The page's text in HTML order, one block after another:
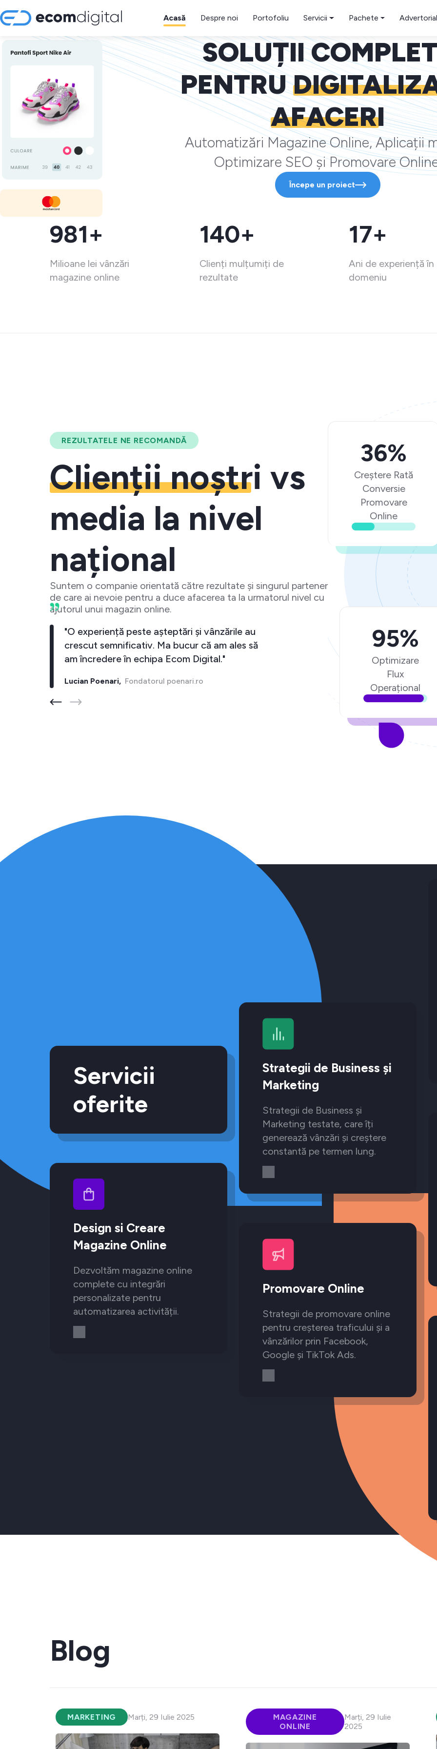
Acasă Despre noi Portofoliu Servicii Pachete
SOLUȚII
PENTRU
AFACERI
Automatizări Magazine Online, Aplicații
Optimizare SEO și Promovare
Începe un proiect
981+
Milioane lei vânzări
magazine online
140+
Clienți mulțumiți de
rezultate
17+
Ani de experiență în
domeniu
REZULTATELE NE RECOMANDĂ
Clienții noștri vs
media la nivel
național
Suntem o companie orientată către rezultate și singurul partener
de care ai nevoie pentru a duce afacerea ta la urmatorul nivel cu
ajutorul unui magazin online.
"O experiență peste așteptări și vânzările au
crescut semnificativ. Ma bucur că am ales să
am încredere în echipa Ecom Digital."
Lucian Poenari, Fondatorul poenari.ro
36%
Creștere Rată
Conversie
Promovare
Online
95%
Optimizare
Flux
Operațional
Servicii
oferite
Design si Creare
Magazine Online
Dezvoltăm magazine online
complete cu integrări
personalizate pentru
automatizarea activității.
Strategii de Business și
Marketing
Strategii de Business și
Marketing testate, care îți
generează vânzări și creștere
constantă pe termen lung.
Promovare Online
Strategii de promovare online
pentru creșterea traficului și a
vânzărilor prin Facebook,
Google și TikTok Ads.
Blog
MARKETING Marți, 29 Iulie 2025
MAGAZINE
ONLINE
Marți, 29 Iulie
2025